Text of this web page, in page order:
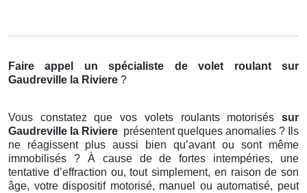
Faire appel un spécialiste de volet roulant
sur
Gaudreville la Riviere ?
Vous constatez que vos volets roulants motorisés sur
Gaudreville la Riviere présentent quelques anomalies ? Ils
ne réagissent plus aussi bien qu’avant ou sont même
immobilisés ? À cause de de fortes intempéries, une
tentative d’effraction ou, tout simplement, en raison de son
âge, votre dispositif motorisé, manuel ou automatisé, peut